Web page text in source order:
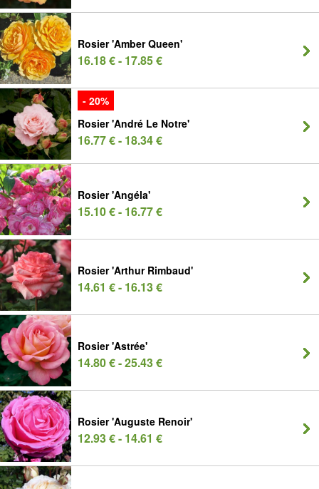
Rosier 'Amber Queen'
16.18 € - 17.85 €
- 20%
Rosier 'André Le Notre'
16.77 € - 18.34 €
Rosier 'Angéla'
15.10 € - 16.77 €
Rosier 'Arthur Rimbaud'
14.61 € - 16.13 €
Rosier 'Astrée'
14.80 € - 25.43 €
Rosier 'Auguste Renoir'
12.93 € - 14.61 €